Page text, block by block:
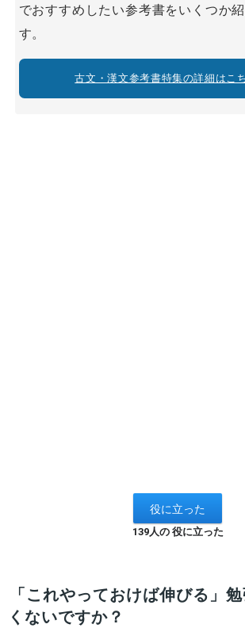
でおすすめしたい参考書をいくつか
す。
古文・漢文参考書特集の詳細はこ
139人の 役に立った
「これやっておけば伸びる」
くないですか？